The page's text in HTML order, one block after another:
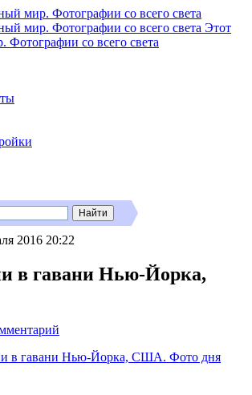
Этот
Фотографии со всего света
2016 20:22
в гавани Нью-Йорка,